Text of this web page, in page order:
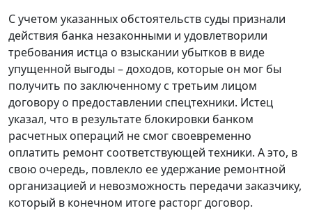
С учетом указанных обстоятельств суды признали
действия банка незаконными и удовлетворили
требования истца о взыскании убытков в виде
упущенной выгоды – доходов, которые он мог бы
получить по заключенному с третьим лицом
договору о предоставлении спецтехники. Истец
указал, что в результате блокировки банком
расчетных операций не смог своевременно
оплатить ремонт соответствующей техники. А это, в
свою очередь, повлекло ее удержание ремонтной
организацией и невозможность передачи заказчику,
который в конечном итоге расторг договор.